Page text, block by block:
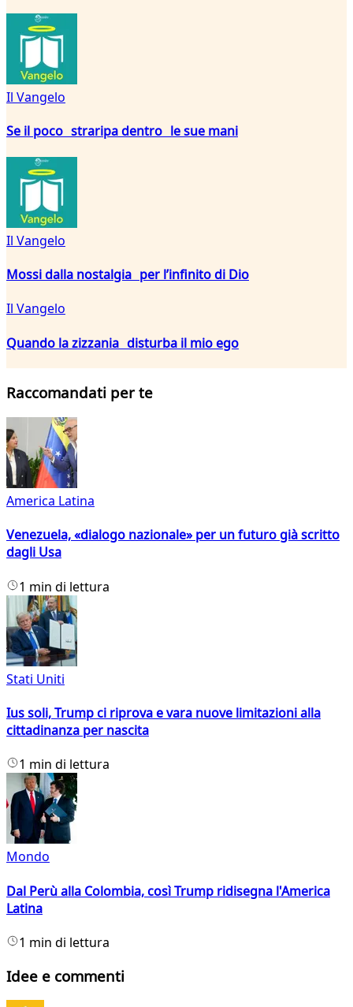
Il Vangelo
Se il poco straripa dentro le sue mani
Il Vangelo
Mossi dalla nostalgia per l’infinito di Dio
Il Vangelo
Quando la zizzania disturba il mio ego
Raccomandati per te
America Latina
Venezuela, «dialogo nazionale» per un futuro già scritto
dagli Usa
1 min di lettura
Stati Uniti
Ius soli, Trump ci riprova e vara nuove limitazioni alla
cittadinanza per nascita
1 min di lettura
Mondo
Dal Perù alla Colombia, così Trump ridisegna l'America
Latina
1 min di lettura
Idee e commenti